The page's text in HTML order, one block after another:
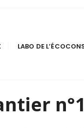
LABO DE
n°1